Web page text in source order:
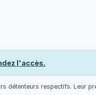
l'accès.
respectifs. Leur